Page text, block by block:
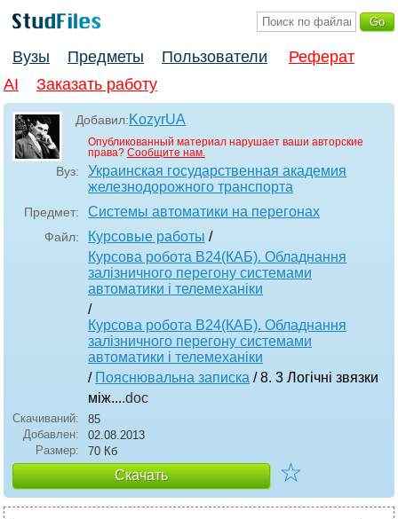
Вузы Предметы Пользователи
Реферат
AI
Заказать работу
Добавил:KozyrUA
Опубликованный материал нарушает ваши авторские
права? Сообщите нам.
Вуз:
Украинская государственная академия
железнодорожного транспорта
Предмет: Системы автоматики на перегонах
Файл: Курсовые работы /
Курсова робота В24(КАБ). Обладнання
залізничного перегону системами
автоматики і телемеханіки
/
Курсова робота В24(КАБ). Обладнання
залізничного перегону системами
автоматики і телемеханіки
/ Пояснювальна записка / 8. 3 Логічні звязки
між....doc
Скачиваний:
85
Добавлен:
02.08.2013
Размер:
70 Кб
Скачать ☆